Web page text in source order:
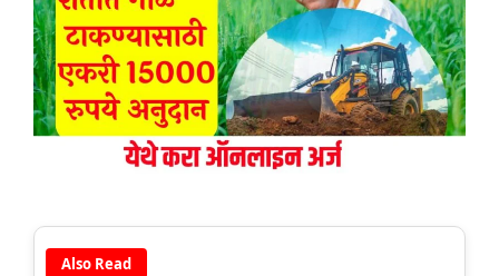
Also Read